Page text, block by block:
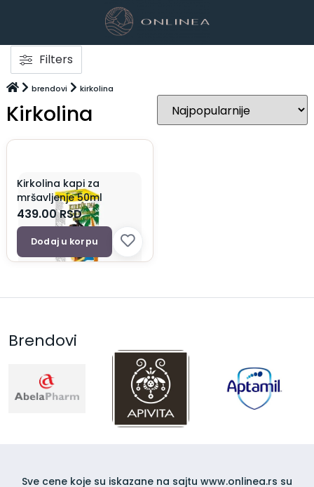
Filters
brendovi kirkolina
Kirkolina
Kirkolina kapi za
mršavljenje 50ml
439.00RSD
Dodaj u korpu
Brendovi
Sve cene koje su iskazane na sajtu www.onlinea.rs su